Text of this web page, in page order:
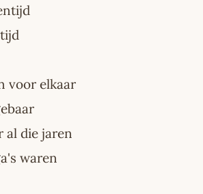
voor elkaar
al die jaren
waren